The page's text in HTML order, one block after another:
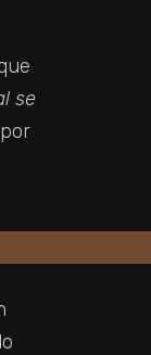
se